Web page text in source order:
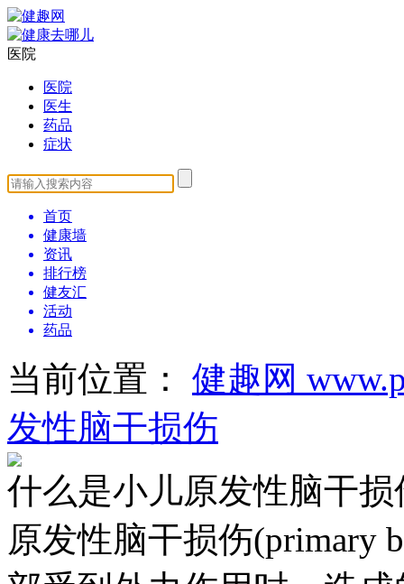
医院
医院
医生
药品
症状
首页
健康墙
资讯
排行榜
健友汇
活动
药品
当前位置： 健趣网
发性脑干损伤
什么是小儿原发性脑干损
原发性脑干损伤(primary